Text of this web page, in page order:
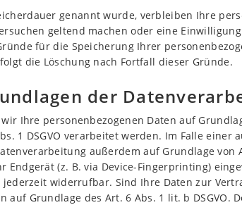
genannt wurde, verbleiben Ihre
geltend machen oder eine
für die Speicherung Ihrer
die Löschung nach Fortfall dieser Gründe.
der
Ihre personenbezogenen Daten auf
1 DSGVO verarbeitet werden. Im Falle
außerdem auf Grundlage von
(z. B. via Device-Fingerprinting)
jederzeit widerrufbar. Sind Ihre Daten zur
Grundlage des Art. 6 Abs. 1 lit. b DSGVO.